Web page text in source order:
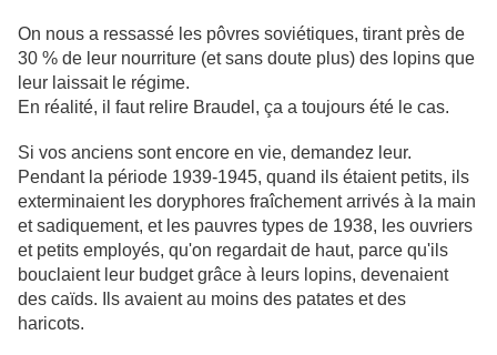
On nous a ressassé les pôvres soviétiques, tirant près de
30 % de leur nourriture (et sans doute plus) des lopins que
leur laissait le régime.
En réalité, il faut relire Braudel, ça a toujours été le cas.
Si vos anciens sont encore en vie, demandez leur.
Pendant la période 1939-1945, quand ils étaient petits, ils
exterminaient les doryphores fraîchement arrivés à la main
et sadiquement, et les pauvres types de 1938, les ouvriers
et petits employés, qu'on regardait de haut, parce qu'ils
bouclaient leur budget grâce à leurs lopins, devenaient
des caïds. Ils avaient au moins des patates et des
haricots.